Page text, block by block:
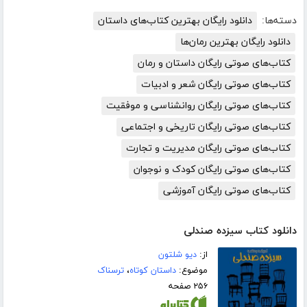
دسته‌ها:
دانلود رایگان بهترین کتاب‌های داستان
دانلود رایگان بهترین رمان‌ها
کتاب‌های صوتی رایگان داستان و رمان
کتاب‌های صوتی رایگان شعر و ادبیات
کتاب‌های صوتی رایگان روانشناسی و موفقیت
کتاب‌های صوتی رایگان تاریخی و اجتماعی
کتاب‌های صوتی رایگان مدیریت و تجارت
کتاب‌های صوتی رایگان کودک و نوجوان
کتاب‌های صوتی رایگان آموزشی
دانلود کتاب سیزده صندلی
از:دیو شلتون
موضوع:داستان کوتاه،ترسناک
۲۵۶ صفحه